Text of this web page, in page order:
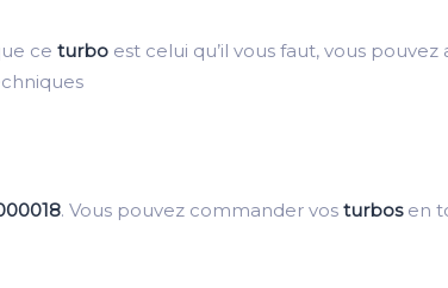
ce turbo est celui qu’il vous faut, vous pouvez
. Vous pouvez commander vos turbosen